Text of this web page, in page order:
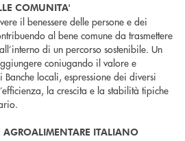
COMUNITA'
il benessere delle persone e dei
al bene comune da trasmettere
di un percorso sostenibile. Un
coniugando il valore e
Banche locali, espressione dei diversi
la crescita e la stabilità tipiche
AGROALIMENTARE ITALIANO